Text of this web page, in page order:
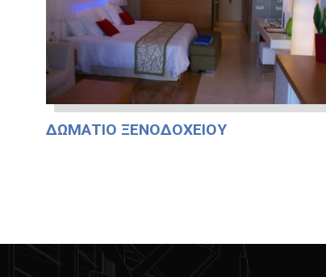
ΔΩΜΆΤΙΟ ΞΕΝΟΔΟΧΕΊΟΥ